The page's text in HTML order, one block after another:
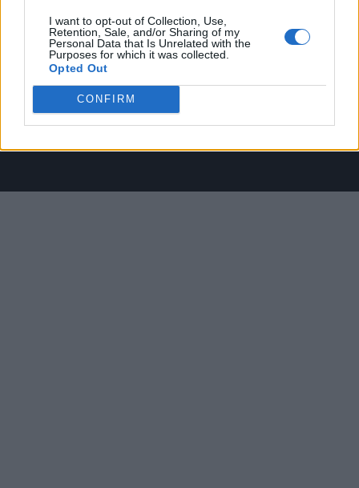
I want to opt-out of Collection, Use,
Retention, Sale, and/or Sharing of my
Personal Data that Is Unrelated with the
Purposes for which it was collected.
Opted Out
CONFIRM
da internet, in quanto arrivati alla nostra attenzione attraverso regolari comunicati
stampa con immagini e testi allegati ed autorizzati alla pubblicazione, e quindi valutati
di pubblico dominio. Se i soggetti o gli autori avessero qualcosa in contrario alla
pubblicazione, non avranno che da segnalarlo alla redazione (indirizzo email:
redazione@napolimagazine.com
"Juventus Magazine" non è una testata giornalistica, ma un sito di informazione di
proprietà di Napoli Magazine, e non è in alcun modo collegato alla Juventus S.p.A., che
ne detiene tutti i marchi e diritti.